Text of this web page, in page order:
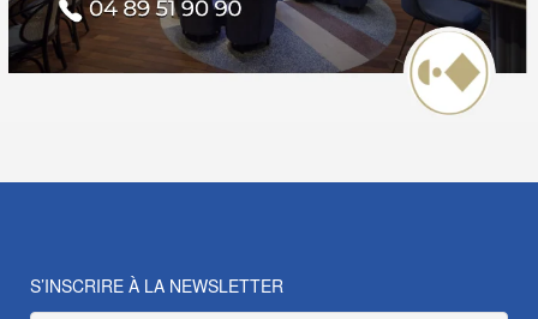
S’INSCRIRE À LA NEWSLETTER